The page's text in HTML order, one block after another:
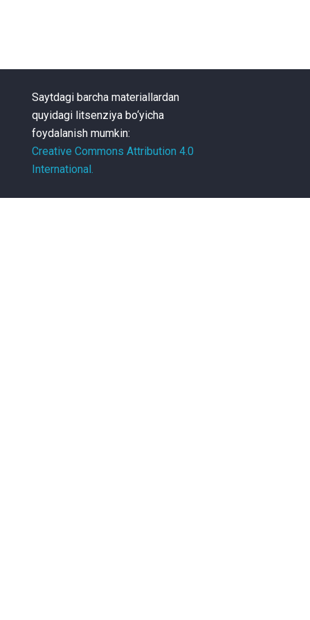
Saytdagi barcha materiallardan
quyidagi litsenziya bo‘yicha
foydalanish mumkin:
Creative Commons Attribution 4.0
International.